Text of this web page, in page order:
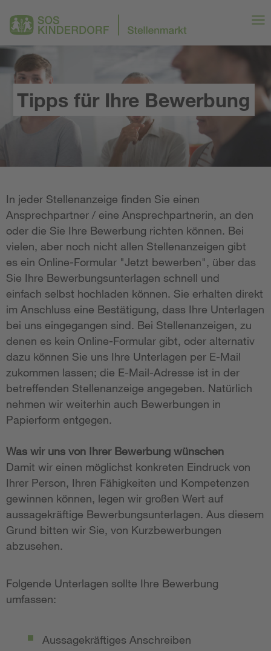
Tipps für Ihre Bewerbung
In jeder Stellenanzeige finden Sie einen
Ansprechpartner / eine Ansprechpartnerin, an den
oder die Sie Ihre Bewerbung richten können. Bei
vielen, aber noch nicht allen Stellenanzeigen gibt
es ein Online-Formular "Jetzt bewerben", über das
Sie Ihre Bewerbungsunterlagen schnell und
einfach selbst hochladen können. Sie erhalten direkt
im Anschluss eine Bestätigung, dass Ihre Unterlagen
bei uns eingegangen sind. Bei Stellenanzeigen, zu
denen es kein Online-Formular gibt, oder alternativ
dazu können Sie uns Ihre Unterlagen per E-Mail
zukommen lassen; die E-Mail-Adresse ist in der
betreffenden Stellenanzeige angegeben. Natürlich
nehmen wir weiterhin auch Bewerbungen in
Papierform entgegen.
Was wir uns von Ihrer Bewerbung wünschen
Damit wir einen möglichst konkreten Eindruck von
Ihrer Person, Ihren Fähigkeiten und Kompetenzen
gewinnen können, legen wir großen Wert auf
aussagekräftige Bewerbungsunterlagen. Aus diesem
Grund bitten wir Sie, von Kurzbewerbungen
abzusehen.
Folgende Unterlagen sollte Ihre Bewerbung
umfassen:
Aussagekräftiges Anschreiben